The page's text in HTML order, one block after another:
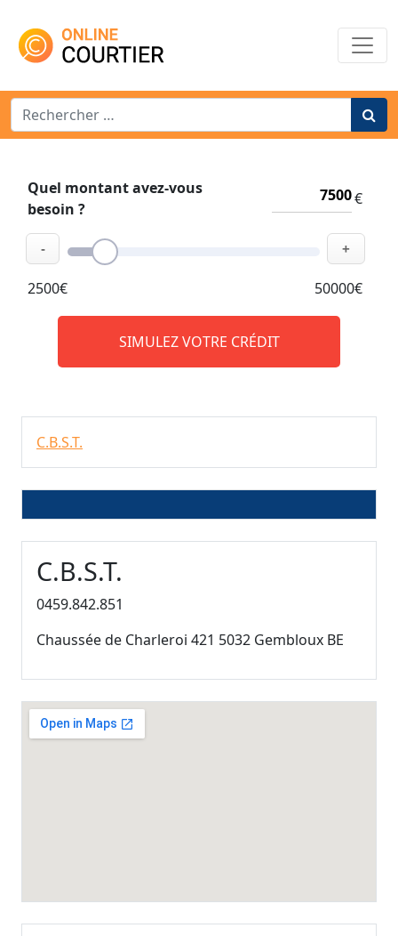
Main Navigation
Search for:
Quel montant avez-vous
besoin ?
€
- +
2500€ 50000€
SIMULEZ VOTRE CRÉDIT
C.B.S.T.
C.B.S.T.
0459.842.851
Chaussée de Charleroi 421 5032 Gembloux BE